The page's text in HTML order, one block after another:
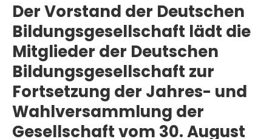
Der Vorstand der Deutschen
Bildungsgesellschaft lädt die
Mitglieder der Deutschen
Bildungsgesellschaft zur
Fortsetzung der Jahres- und
Wahlversammlung der
Gesellschaft vom 30. August